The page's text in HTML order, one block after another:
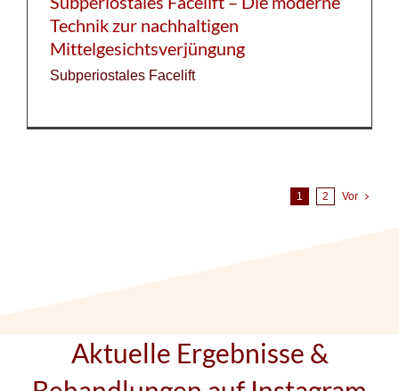
Technik zur nachhaltigen
Mittelgesichtsverjüngung
Subperiostales Facelift
1 2 Vor
Aktuelle Ergebnisse &